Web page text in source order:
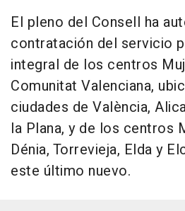
El pleno del Consell ha
contratación del servicio
integral de los centros
Comunitat Valenciana,
ciudades de València,
la Plana, y de los centros
Dénia, Torrevieja, Elda y
este último nuevo.